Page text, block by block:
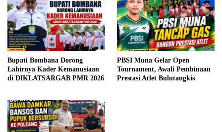
Bupati Bombana Dorong
Lahirnya Kader Kemanusiaan
di DIKLATSARGAB PMR 2026
PBSI Muna Gelar Open
Tournament, Awali Pembinaan
Prestasi Atlet Bulutangkis